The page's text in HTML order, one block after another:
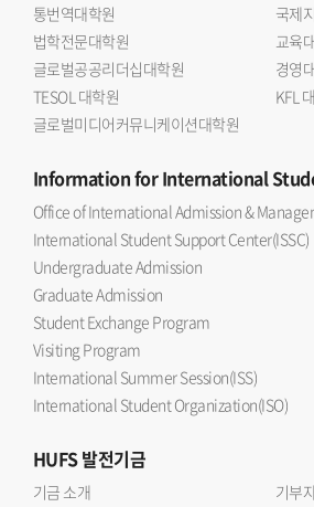
통번역대학원
국제
법학전문대학원
교육
글로벌공공리더십대학원
경영
TESOL 대학원
KFL
글로벌미디어커뮤니케이션대학원
Informationfor International
Office of International Admission &
International Student Support Center(ISSC)
Undergraduate Admission
Graduate Admission
Student Exchange Program
Visiting Program
International Summer Session(ISS)
International Student Organization(ISO)
HUFS발전기금
기금 소개
기부